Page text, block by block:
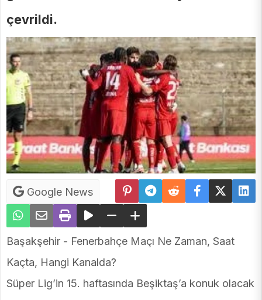
çevrildi.
Google News
Başakşehir - Fenerbahçe Maçı Ne Zaman, Saat
Kaçta, Hangi Kanalda?
Süper Lig’in 15. haftasında Beşiktaş’a konuk olacak